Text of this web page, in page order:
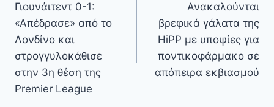
Γιουνάιτεντ 0-1:
«Απέδρασε» από το
Λονδίνο και
στρογγυλοκάθισε
στην 3η θέση της
Premier League
Ανακαλούνται
βρεφικά γάλατα της
HiPP με υποψίες για
ποντικοφάρμακο σε
απόπειρα εκβιασμού